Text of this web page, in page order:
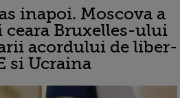
inapoi. Moscova a
ceara Bruxelles-ului
acordului de liber-
si Ucraina